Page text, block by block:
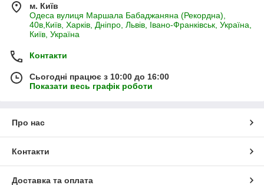
м. Київ
Одеса вулиця Маршала Бабаджаняна (Рекордна),
40в,Київ, Харків, Дніпро, Львів, Івано-Франківськ, Україна,
Київ, Україна
Контакти
Сьогодні працює з 10:00 до 16:00
Показати весь графік роботи
Про нас
Контакти
Доставка та оплата